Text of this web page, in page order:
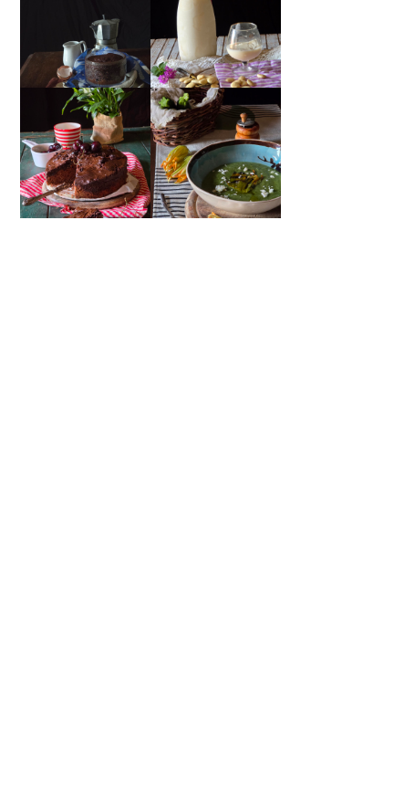
MUG CAKE AL
CIOCCOLATO
MANDORLITO
TORTA DOPPIO
CIOCCOLATO E
CILIEGIE
CREMA ESTIVA
DI ZUCCHINE
CON FIORI E
FETA